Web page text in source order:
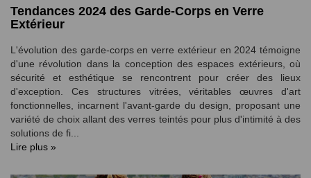
Tendances 2024 des Garde-Corps en Verre
Extérieur
L'évolution des garde-corps en verre extérieur en 2024 témoigne
d'une révolution dans la conception des espaces extérieurs, où
sécurité et esthétique se rencontrent pour créer des lieux
d'exception. Ces structures vitrées, véritables œuvres d'art
fonctionnelles, incarnent l'avant-garde du design, proposant une
variété de choix allant des verres teintés pour plus d'intimité à des
solutions de fi...
Lire plus »